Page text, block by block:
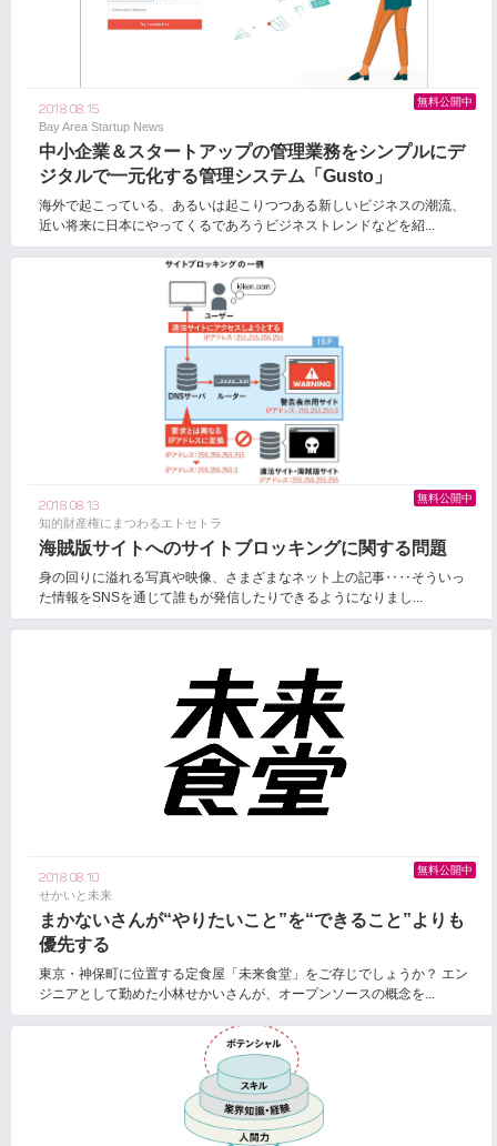
2018.08.15
Bay Area Startup News
中小企業＆スタートアップの管理業務をシンプルにデ
ジタルで一元化する管理システム「Gusto」
海外で起こっている、あるいは起こりつつある新しいビジネスの潮流、
近い将来に日本にやってくるであろうビジネストレンドなどを紹...
無料公開中
2018.08.13
知的財産権にまつわるエトセトラ
海賊版サイトへのサイトブロッキングに関する問題
身の回りに溢れる写真や映像、さまざまなネット上の記事‥‥そういっ
た情報をSNSを通じて誰もが発信したりできるようになりまし...
無料公開中
2018.08.10
せかいと未来
まかないさんが“やりたいこと”を“できること”よりも
優先する
東京・神保町に位置する定食屋「未来食堂」をご存じでしょうか？ エン
ジニアとして勤めた小林せかいさんが、オープンソースの概念を...
無料公開中